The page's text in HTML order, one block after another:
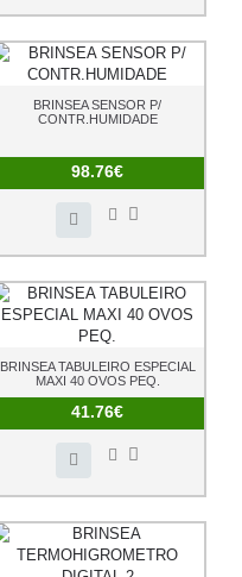
BRINSEA SENSOR P/
CONTR.HUMIDADE
98.76€
BRINSEA TABULEIRO ESPECIAL
MAXI 40 OVOS PEQ.
41.76€